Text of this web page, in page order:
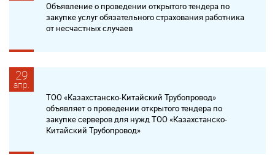
Объявление о проведении открытого тендера по
закупке услуг обязательного страхования работника
от несчастных случаев
29
апр.
ТОО «Казахстанско-Китайский Трубопровод»
объявляет о проведении открытого тендера по
закупке серверов для нужд ТОО «Казахстанско-
Китайский Трубопровод»